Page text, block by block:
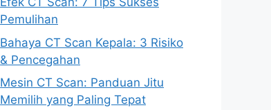
Pemulihan
Bahaya CT Scan Kepala: 3 Risiko
& Pencegahan
Mesin CT Scan: Panduan Jitu
Memilih yang Paling Tepat